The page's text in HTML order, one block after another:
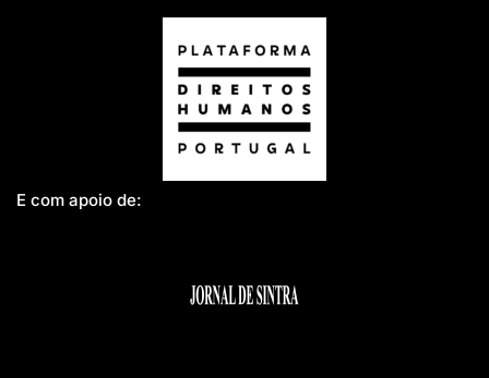
E com apoio de: